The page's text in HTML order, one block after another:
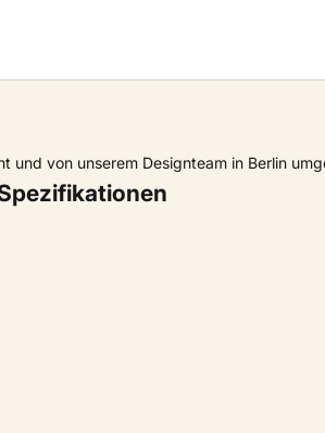
und von unserem Designteam in Berlin